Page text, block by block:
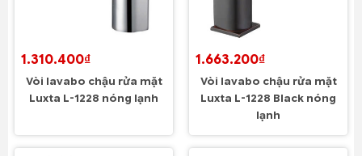
1.310.400₫
Vòi lavabo chậu rửa mặt
Luxta L-1228 nóng lạnh
1.663.200₫
Vòi lavabo chậu rửa mặt
Luxta L-1228 Black nóng
lạnh